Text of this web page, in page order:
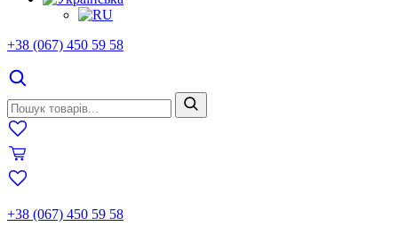
+38 (067) 450 59 58
+38 (067) 450 59 58